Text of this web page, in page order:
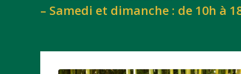
– Samedi et dimanche : de 10h à